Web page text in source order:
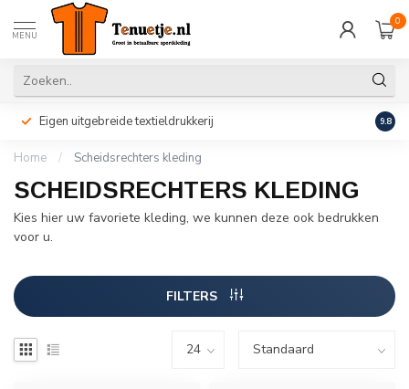
MENU
0
Eigen uitgebreide textieldrukkerij 9.8
Home / Scheidsrechters kleding
SCHEIDSRECHTERS KLEDING
Kies hier uw favoriete kleding, we kunnen deze ook bedrukken
voor u.
FILTERS